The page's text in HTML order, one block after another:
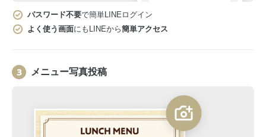
パスワード不要で簡単LINEログイン
よく使う画面にもLINEから簡単アクセス
メニュー写真投稿